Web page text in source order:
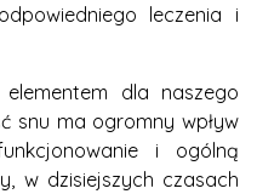
leczenia i
dla naszego
snu ma ogromny wpływ
i ogólną
w dzisiejszych czasach